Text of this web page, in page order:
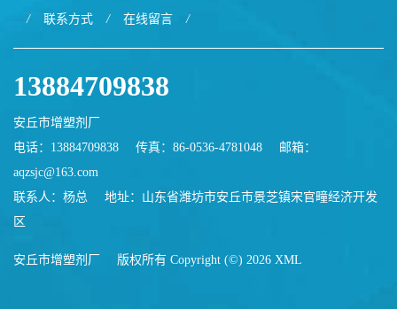
/ 联系方式 / 在线留言 /
13884709838
安丘市增塑剂厂
电话：13884709838
传真：86-0536-4781048
邮箱：
aqzsjc@163.com
联系人：杨总
地址：山东省潍坊市安丘市景芝镇宋官疃经济开发
区
安丘市增塑剂厂 版权所有 Copyright (©) 2026 XML